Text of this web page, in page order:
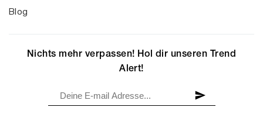
Blog
Nichts mehr verpassen! Hol dir unseren Trend
Alert!